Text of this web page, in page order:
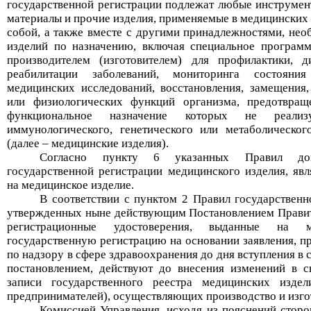
государственной регистрации подлежат любые
материалы и прочие изделия, применяемые в
собой, а также вместе с другими принадлежностями,
изделий по назначению, включая специальное
производителем (изготовителем) для профилактики,
реабилитации заболеваний, мониторинга
медицинских исследований, восстановления,
или физиологических функций организма,
функциональное назначение которых не
иммунологического, генетического или
(далее – медицинские изделия).
Согласно пункту 6 указанных Правил
государственной регистрации медицинского изделия,
на медицинское изделие.
В соответствии с пунктом 2 Правил
утвержденных ныне действующимПостановлением Пр
регистрационные удостоверения, выданные на
государственную регистрацию на основании заявления,
по надзору в сфере здравоохранения до дня вступления
постановлением, действуют до внесения изменений в
записи государственного реестра медицинских
предпринимателей), осуществляющих производство и